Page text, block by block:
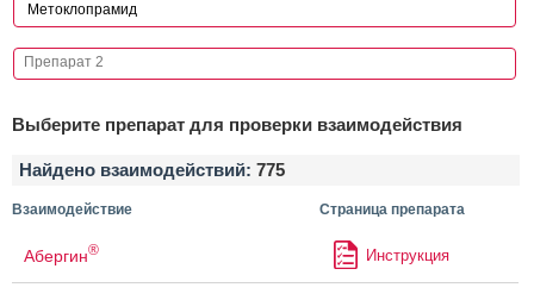
Выберите препарат для проверки взаимодействия
Найдено взаимодействий: 775
Взаимодействие Страница препарата
Абергин® Инструкция